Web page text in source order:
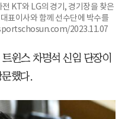
KT와 LG의 경기, 경기장을 찾은
표이사와 함께 선수단에 박수를
2023.11.07
윈스 차명석 신임 단장이
했다.